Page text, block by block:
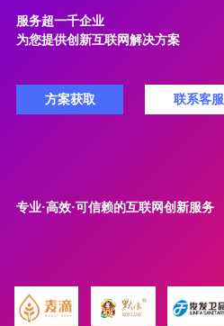
服务超一千企业
为您提供创新互联网解决方案
专业·高效·可信赖的互联网创新服务
方案获取 联系客服